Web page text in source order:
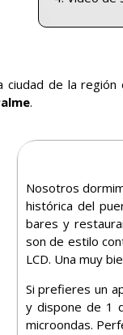
ciudad de la región
.
Nosotros
histórica del
bares y
son de estilo
LCD. Una muy
Si prefieres un
y dispone de 1
microondas.